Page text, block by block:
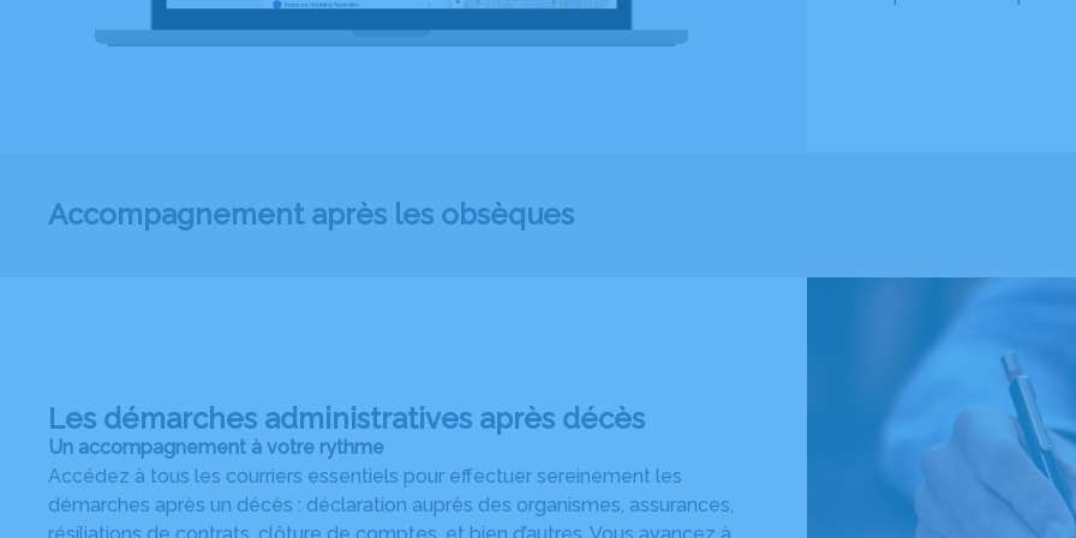
Accompagnement après les obsèques
Les démarches administratives après décès
Un accompagnement à votre rythme
Accédez à tous les courriers essentiels pour effectuer sereinement les
démarches après un décès : déclaration auprès des organismes, assurances,